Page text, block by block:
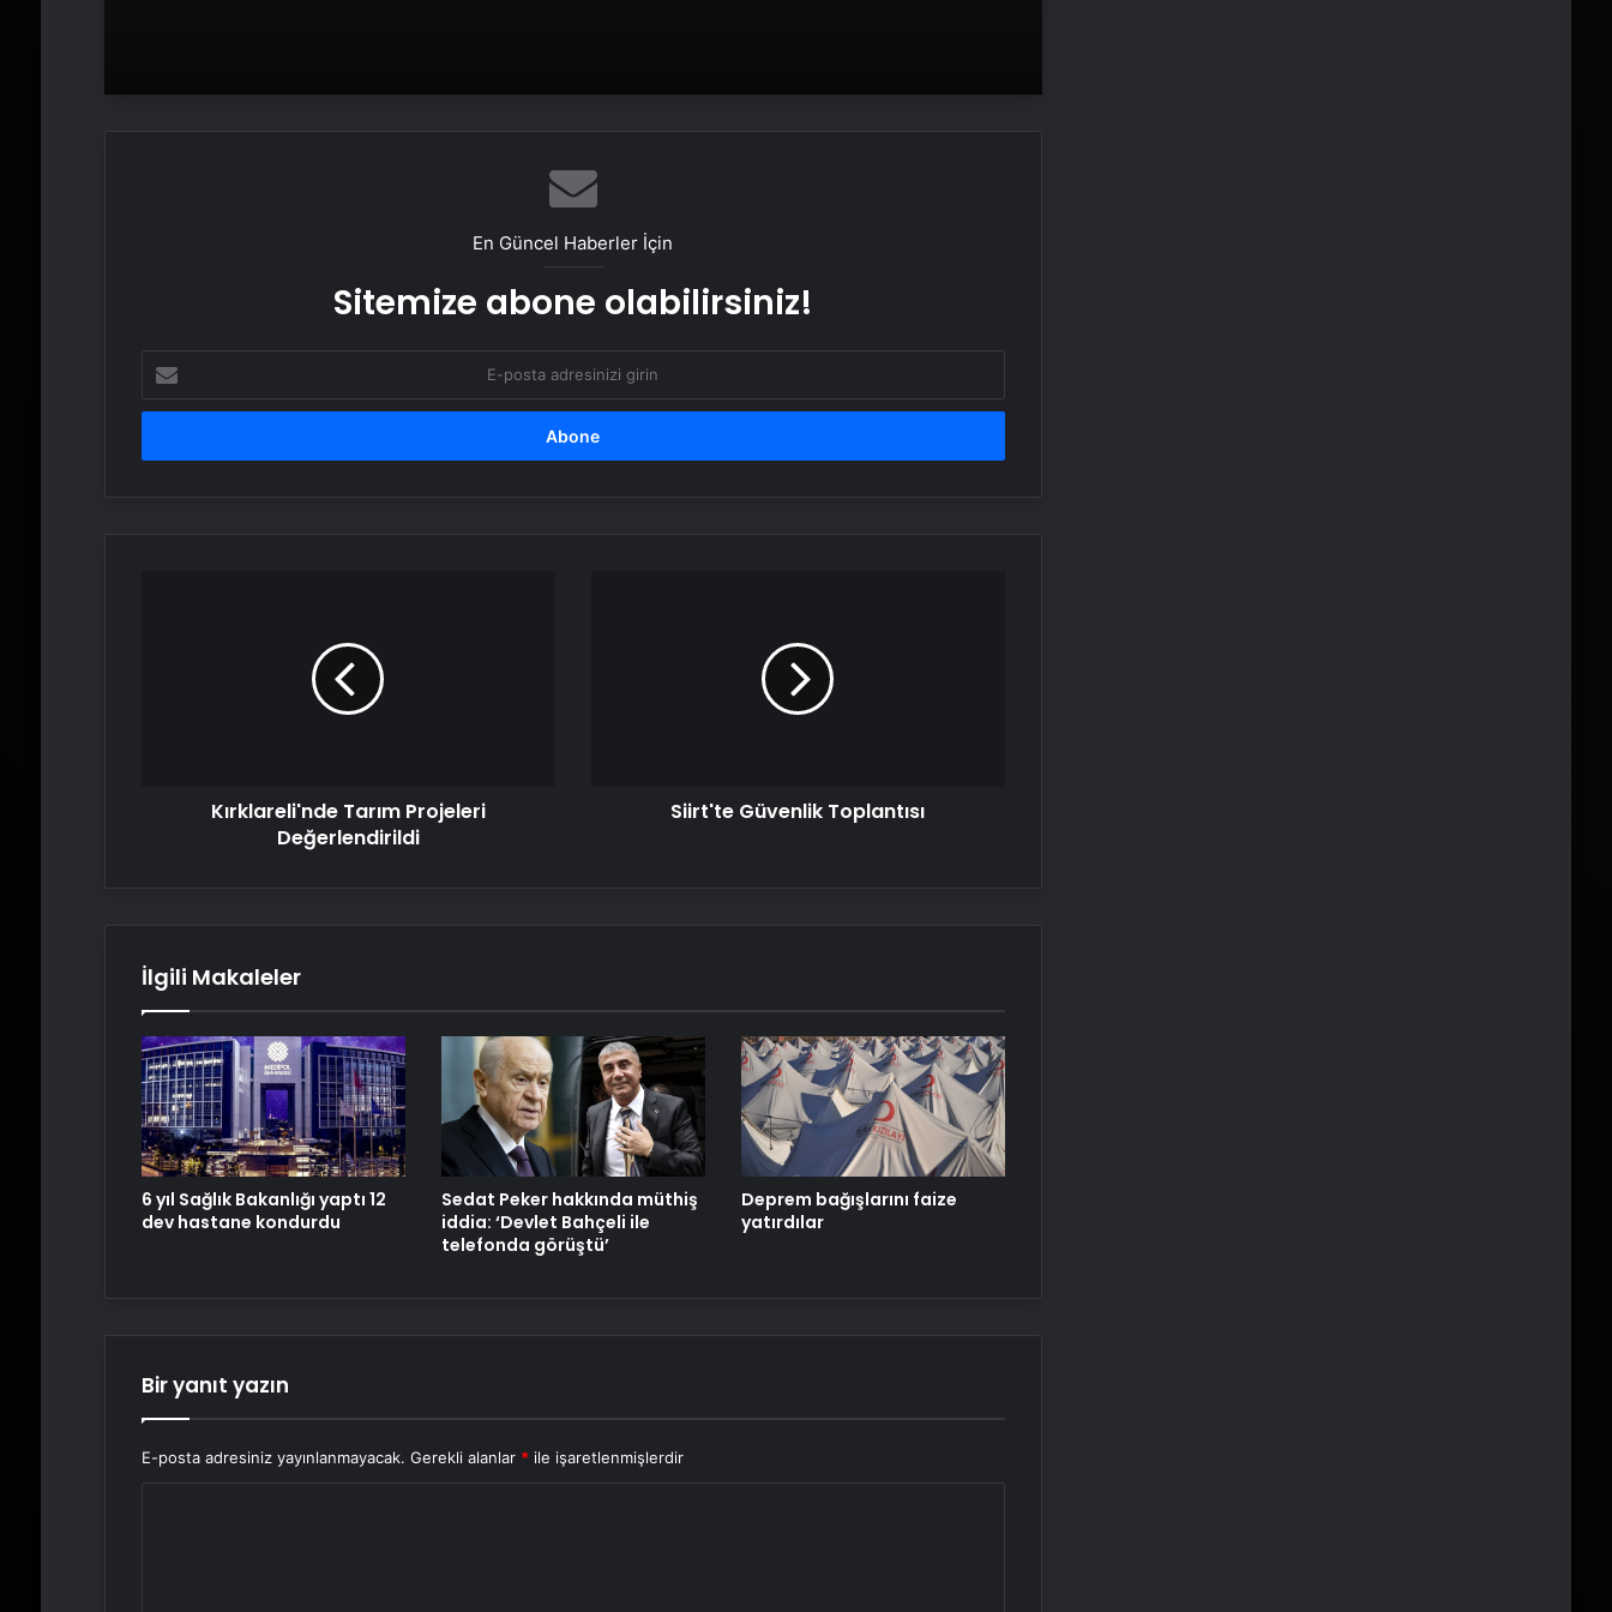
Dünya barışında kilit ülke Türkiye
Dikkat! Meteoroloji uyardı: 2 bölge 5
il için kuvvetli sağanak alarmı!
En Güncel Haberler İçin
Sitemize abone olabilirsiniz!
posta
adresinizi
Kırklareli'nde Tarım Projeleri
Değerlendirildi
Siirt'te Güvenlik Toplantısı
İlgili Makaleler
6 yıl Sağlık Bakanlığı yaptı 12
dev hastane kondurdu
Sedat Peker hakkında müthiş
iddia: ‘Devlet Bahçeli ile
telefonda görüştü’
Deprem bağışlarını faize
yatırdılar
Bir yanıt yazın
E-posta adresiniz yayınlanmayacak. Gerekli alanlar * ile işaretlenmişlerdir